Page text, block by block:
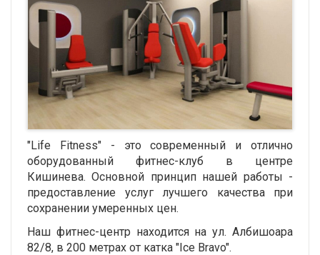
"Life Fitness" - это современный и отлично
оборудованный фитнес-клуб в центре
Кишинева. Основной принцип нашей работы -
предоставление услуг лучшего качества при
сохранении умеренных цен.
Наш фитнес-центр находится на ул. Албишоара
82/8, в 200 метрах от катка "Ice Bravo".